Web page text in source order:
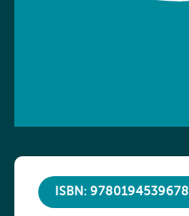
ISBN: 9780194539678